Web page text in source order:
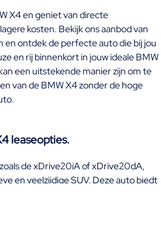
X4 en geniet van directe
kosten. Bekijk ons aanbod van
en ontdek de perfecte auto die bij jou
en rij binnenkort in jouw ideale BMW
een uitstekende manier zijn om te
van de BMW X4 zonder de hoge
leaseopties.
de xDrive20iA of xDrive20dA,
en veelzijdige SUV. Deze auto biedt